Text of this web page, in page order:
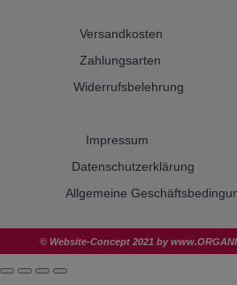
Versandkosten
Zahlungsarten
Widerrufsbelehrung
Impressum
Datenschutzerklärung
Allgemeine
© Website-Concept 2021 by